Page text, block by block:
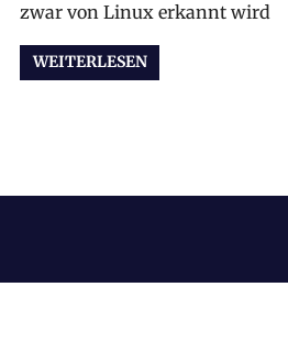
zwar von Linux erkannt wird
WEITERLESEN